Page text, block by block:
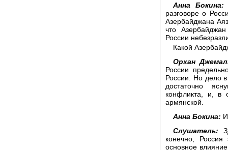
Анна Бокина:
разговоре о
Азербайджана
что
России
Какой
Орхан
России
России. Но дело
достаточно
конфликта, и, в
армянской.
Анна Бокина:
Слушатель:
конечно,
основное